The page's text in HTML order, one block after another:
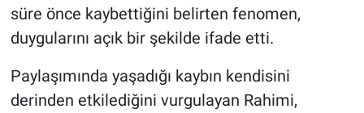
süre önce kaybettiğini belirten fenomen,
duygularını açık bir şekilde ifade etti.
Paylaşımında yaşadığı kaybın kendisini
derinden etkilediğini vurgulayan Rahimi,